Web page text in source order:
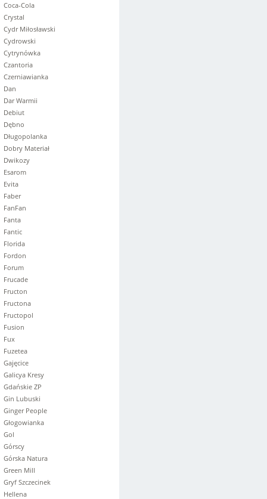
Coca-Cola
Crystal
Cydr Miłosławski
Cydrowski
Cytrynówka
Czantoria
Czerniawianka
Dan
Dar Warmii
Debiut
Dębno
Długopolanka
Dobry Materiał
Dwikozy
Esarom
Evita
Faber
FanFan
Fanta
Fantic
Florida
Fordon
Forum
Frucade
Fructon
Fructona
Fructopol
Fusion
Fux
Fuzetea
Gajęcice
Galicya Kresy
Gdańskie ZP
Gin Lubuski
Ginger People
Głogowianka
Gol
Górscy
Górska Natura
Green Mill
Gryf Szczecinek
Hellena